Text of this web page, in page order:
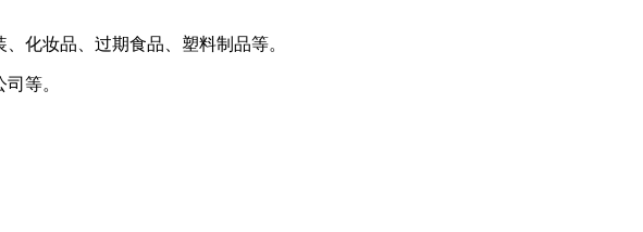
化妆品、过期食品、塑料制品等。
等。